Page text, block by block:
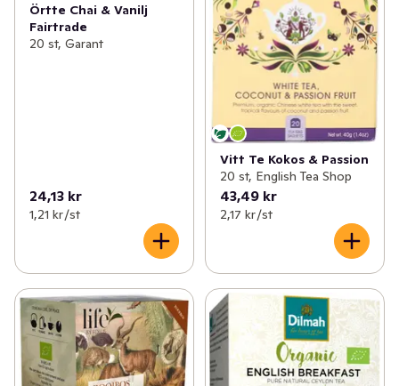
Örtte Chai & Vanilj
Fairtrade
20 st, Garant
24,13 kr
1,21 kr /st
Vitt Te Kokos & Passion
20 st, English Tea Shop
43,49 kr
2,17 kr /st